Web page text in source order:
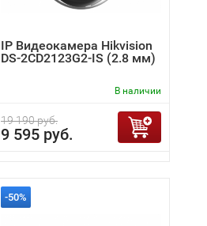
IP Видеокамера Hikvision
DS-2CD2123G2-IS (2.8 мм)
В наличии
19 190 руб.
9 595 руб.
-50%